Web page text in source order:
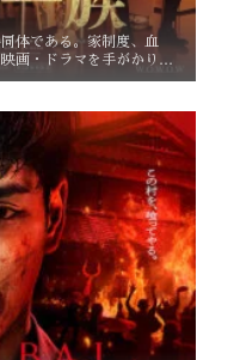
体である。家制度、血
画・ドラマを手がかり